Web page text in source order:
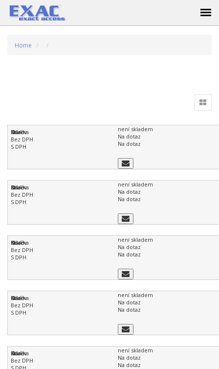
Home
není skladem
Na dotaz
Na dotaz
není skladem
Na dotaz
Na dotaz
není skladem
Na dotaz
Na dotaz
není skladem
Na dotaz
Na dotaz
není skladem
Na dotaz
Na dotaz